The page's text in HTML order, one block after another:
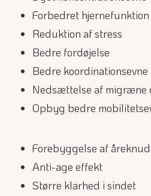
Forbedret hjernefunktion
Reduktion af stress
Bedre fordøjelse
Bedre koordinationsevne
Nedsættelse af migræne
Opbyg bedre
Forebyggelse af
Anti-age effekt
Større klarhed i sindet